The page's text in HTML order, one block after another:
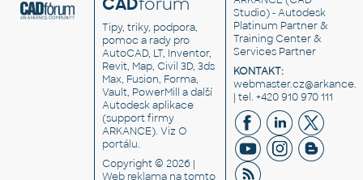
Tipy, triky, podpora,
pomoc a rady pro
AutoCAD, LT, Inventor,
Revit, Map, Civil 3D, 3ds
Max, Fusion, Forma,
Vault, PowerMill a další
Autodesk aplikace
(support firmy
ARKANCE). VizO
portálu.
Copyright © 2026 |
Web reklama na tomto
Studio) - Autodesk
Platinum Partner &
Training Center &
Services Partner
KONTAKT:
| tel. +420 910 970 111